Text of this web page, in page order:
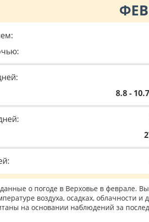
8.8 -
о погоде в Верховье в феврале.
воздуха, осадках, облачности и
на основании наблюдений за